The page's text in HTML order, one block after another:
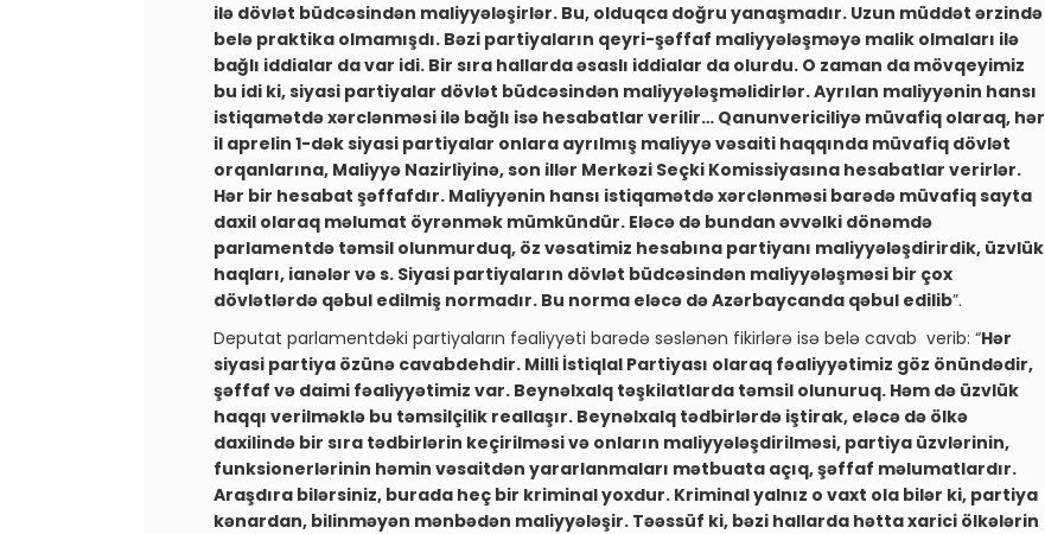
ilə dövlət büdcəsindən maliyyələşirlər. Bu, olduqca doğru yanaşmadır. Uzun müddət ərzində
belə praktika olmamışdı. Bəzi partiyaların qeyri-şəffaf maliyyələşməyə malik olmaları ilə
bağlı iddialar da var idi. Bir sıra hallarda əsaslı iddialar da olurdu. O zaman da mövqeyimiz
bu idi ki, siyasi partiyalar dövlət büdcəsindən maliyyələşməlidirlər. Ayrılan maliyyənin hansı
istiqamətdə xərclənməsi ilə bağlı isə hesabatlar verilir… Qanunvericiliyə müvafiq olaraq, hər
il aprelin 1-dək siyasi partiyalar onlara ayrılmış maliyyə vəsaiti haqqında müvafiq dövlət
orqanlarına, Maliyyə Nazirliyinə, son illər Merkəzi Seçki Komissiyasına hesabatlar verirlər.
Hər bir hesabat şəffafdır. Maliyyənin hansı istiqamətdə xərclənməsi barədə müvafiq sayta
daxil olaraq məlumat öyrənmək mümkündür. Eləcə də bundan əvvəlki dönəmdə
parlamentdə təmsil olunmurduq, öz vəsatimiz hesabına partiyanı maliyyələşdirirdik, üzvlük
haqları, ianələr və s. Siyasi partiyaların dövlət büdcəsindən maliyyələşməsi bir çox
dövlətlərdə qəbul edilmiş normadır. Bu norma eləcə də Azərbaycanda qəbul edilib”.
Deputat parlamentdəki partiyaların fəaliyyəti barədə səslənən fikirlərə isə belə cavab verib: “Hər
siyasi partiya özünə cavabdehdir. Milli İstiqlal Partiyası olaraq fəaliyyətimiz göz önündədir,
şəffaf və daimi fəaliyyətimiz var. Beynəlxalq təşkilatlarda təmsil olunuruq. Həm də üzvlük
haqqı verilməklə bu təmsilçilik reallaşır. Beynəlxalq tədbirlərdə iştirak, eləcə də ölkə
daxilində bir sıra tədbirlərin keçirilməsi və onların maliyyələşdirilməsi, partiya üzvlərinin,
funksionerlərinin həmin vəsaitdən yararlanmaları mətbuata açıq, şəffaf məlumatlardır.
Araşdıra bilərsiniz, burada heç bir kriminal yoxdur. Kriminal yalnız o vaxt ola bilər ki, partiya
kənardan, bilinməyən mənbədən maliyyələşir. Təəssüf ki, bəzi hallarda hətta xarici ölkələrin